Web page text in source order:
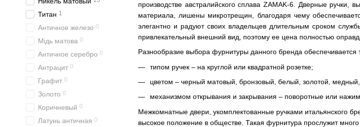
производстве австралийского сплава ZAMAK-6. Дверные ручки,
материала, лишены микротрещин, благодаря чему
элегантно и радуют своих владельцев длительным сроком
привлекательный внешний вид, поэтому ее цена полностью
Разнообразие выбора фурнитуры данного бренда обеспечивается
типом ручек – на круглой или квадратной розетке;
цветом – черный матовый, бронзовый, белый, золотой,
механизмом открывания и закрывания – поворотные или
Межкомнатные двери, укомплектованные ручками итальянского
высокое положение в обществе. Такая фурнитура прослужит
Титан 1
Античное железо 0
Мідь матова 0
Античное серебро 0
Антрацит 0
Графит 0
Золото 0
Коричневый 0
Латунь античная 0